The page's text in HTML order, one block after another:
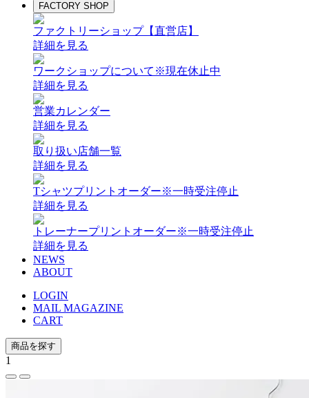
FACTORY SHOP
ファクトリーショップ【直営店】
詳細を見る
ワークショップについて ※現在休止中
詳細を見る
営業カレンダー
詳細を見る
取り扱い店舗一覧
詳細を見る
Tシャツプリントオーダー※一時受注停止
詳細を見る
トレーナープリントオーダー※一時受注停止
詳細を見る
NEWS
ABOUT
LOGIN
MAIL MAGAZINE
CART
商品を探す
1